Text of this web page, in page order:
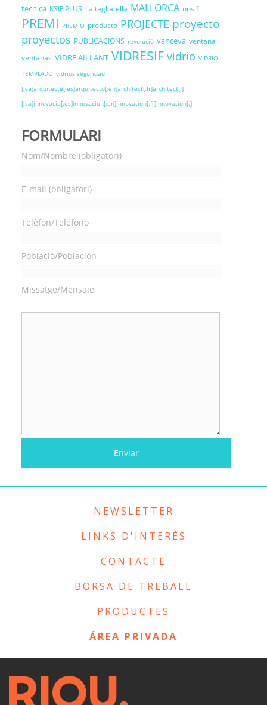
tecnica KSIF PLUS La tagliatella MALLORCA onsif
PREMI PREMIO producto PROJECTE proyecto
proyectos PUBLICACIONS revolució vanceva ventana
ventanas VIDRE AÏLLANT VIDRESIF vidrio VIDRIO
TEMPLADO vidrios seguridad
[:ca]arquitecte[:es]arquitecto[:en]architect[:fr]architect[:]
[:ca]innovacio[:es]innovacion[:en]innovation[:fr]innovation[:]
FORMULARI
Nom/Nombre (obligatori)
E-mail (obligatori)
Telèfon/Teléfono
Població/Población
Missatge/Mensaje
NEWSLETTER
LINKS D'INTERÈS
CONTACTE
BORSA DE TREBALL
PRODUCTES
ÁREA PRIVADA